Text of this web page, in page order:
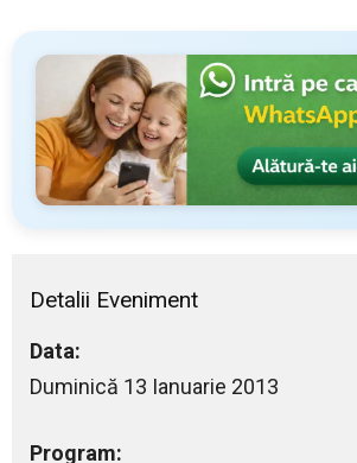
Detalii Eveniment
Data:
Duminică 13 Ianuarie 2013
Program: